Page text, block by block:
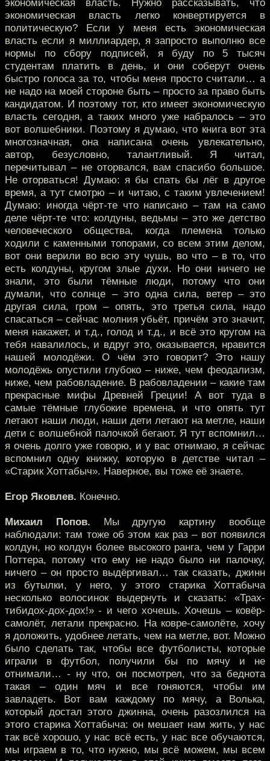
экономическая власть. Нужно рассказывать, что
экономическая власть легко конвертируется в
политическую? Если у меня есть экономическая
власть если я миллиардер, я запросто выполню все
нормы по сбору подписей, я буду по 5 тысяч
студентам платить в день, и они соберут очень
быстро голоса за то, чтобы меня просто считали… а
не надо на моей стороне быть – просто за право быть
кандидатом. И поэтому тот, кто имеет экономическую
власть сегодня, а таких много уже набралось – это
вот волшебники. Поэтому я думаю, что книга вот эта
многозначная, она написана очень увлекательно,
автор, безусловно, талантливый. Я читал,
перечитывал – не оторвался, вам спасибо большое.
Не оторваться! Думаю: я бы спать бы лёг в другое
время, а тут смотрю – и читаю, с таким увлечением!
Думаю: иногда чёрт-те что написано – там на само
деле чёрт-те что: колдуны, ведьмы – это же детство
человеческого общества, когда племена только
ходили с каменными топорами, со всем этим делом,
вот они верили во всю эту чушь, во что – в то, что
есть колдуны, кругом злые духи. Но они ничего не
знали, это были тёмные люди, потому что они
думали, что солнце – это одна сила, ветер – это
другая сила, гром – опять, это третья сила, надо
спасаться – сейчас молния убьёт, причём это значит,
меня накажет, и т.д., голод и т.д., и всё это кругом на
тебя навалилось, и вдруг это, оказывается, нравится
нашей молодёжи. О чём это говорит? Это нашу
молодёжь опустили глубоко – ниже, чем феодализм,
ниже, чем рабовладение. В рабовладении – какие там
прекрасные мифы Древней Греции! А вот туда в
самые тёмные глубокие времена, и что опять тут
летают наши люди, наши дети летают на метле, наши
дети с волшебной палочкой бегают. Я тут вспомнил…
я очень долго уже говорю, и у вас отнимаю, я сейчас
вспомнил одну книжку, которую в детстве читал –
«Старик Хоттабыч». Наверное, вы тоже её знаете.
Егор Яковлев. Конечно.
Михаил Попов. Мы другую картину вообще
наблюдали: там тоже об этом как раз – вот появился
колдун, но колдун более высокого ранга, чем у Гарри
Поттера, потому что ему не надо было ни палочку,
ничего – он просто выдёргивал… так сказать, джинн
из бутылки, у него, у этого старика Хоттабыча
несколько волосинок выдернуть и сказать: «Трах-
тибидох-дох-дох!» - и чего хочешь. Хочешь – ковёр-
самолёт, летали прекрасно. На ковре-самолёте, хочу
я доложить, удобнее летать, чем на метле, вот. Можно
было сделать так, чтобы все футболисты, которые
играли в футбол, получили бы по мячу и не
отнимали… - ну что, он посмотрел, что за беднота
такая – один мяч и все гоняются, чтобы им
завладеть. Вот вам каждому по мячу, а Волька,
который достал этого джинна, очень разозлился на
этого старика Хоттабыча: он мешает нам жить, у нас
так всё хорошо, у нас всё есть, у нас все обучаются,
мы играем в то, что нужно, мы всё можем, мы всем